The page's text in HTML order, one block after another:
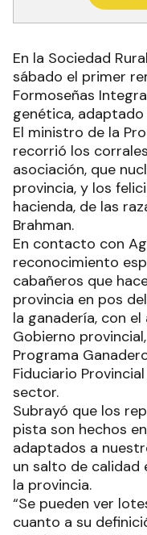
En la Sociedad
sábado el primer
Formoseñas
genética, adaptado
El ministro de la
recorrió los
asociación, que
provincia, y los
hacienda, de las
Brahman.
En contacto con
reconocimiento
cabañeros que
provincia en pos
la ganadería, con
Gobierno
Programa
Fiduciario
sector.
Subrayó que los
pista son hechos
adaptados a
un salto de calidad
la provincia.
“Se pueden ver
cuanto a su